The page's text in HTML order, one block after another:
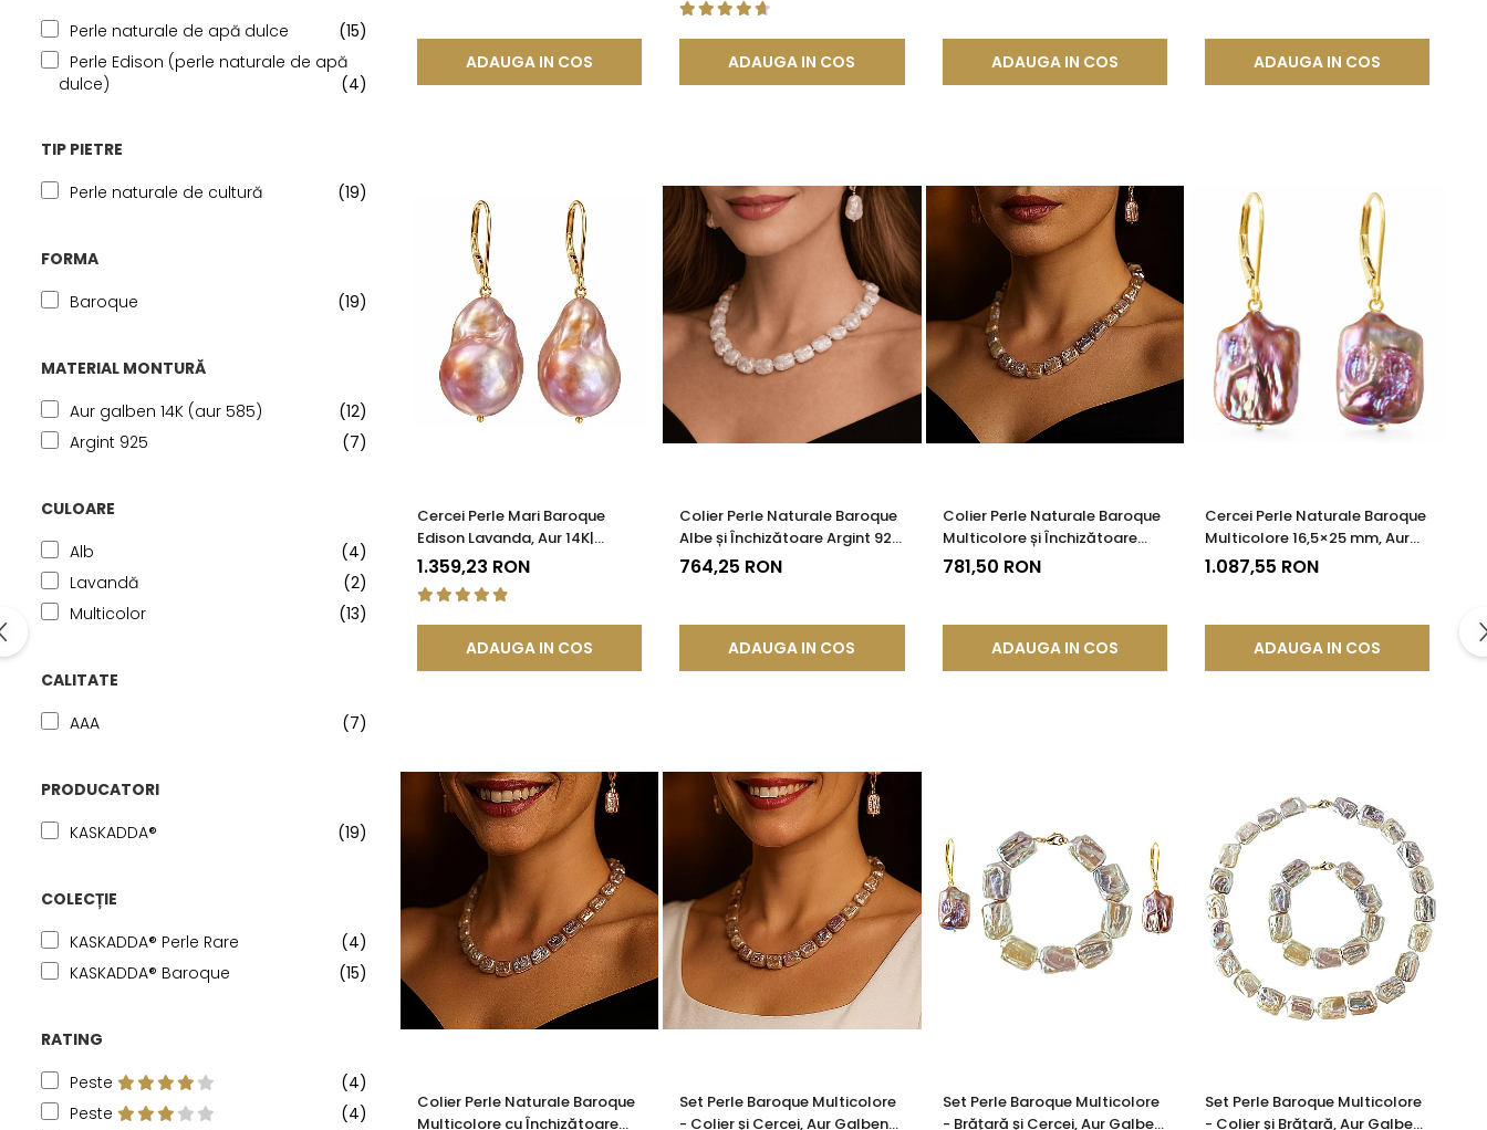
Perle naturale de apă dulce
(15)
Perle Edison (perle naturale de apă
dulce)
(4)
TIP PIETRE
Perle naturale de cultură
(19)
FORMA
Baroque
(19)
MATERIAL MONTURĂ
Aur galben 14K (aur 585)
(12)
Argint 925
(7)
CULOARE
Alb
(4)
Lavandă
(2)
Multicolor
(13)
CALITATE
AAA
(7)
PRODUCATORI
KASKADDA®
(19)
COLECȚIE
KASKADDA® Perle Rare
(4)
KASKADDA® Baroque
(15)
RATING
Peste
(4)
Peste
(4)
ADAUGA IN COS ADAUGA IN COS ADAUGA IN COS ADAUGA IN COS
Cercei Perle Mari Baroque
Edison Lavanda, Aur 14K|
KASKADDA®
1.359,23 RON
ADAUGA IN COS
Colier Perle Naturale Baroque
Albe și Închizătoare Argint 925
| KASKADDA®
764,25 RON
ADAUGA IN COS
Colier Perle Naturale Baroque
Multicolore și Închizătoare
Argint 925 | KASKADDA®
781,50 RON
ADAUGA IN COS
Cercei Perle Naturale Baroque
Multicolore 16,5×25 mm, Aur
14K (aur 585), Tortiță Închisă |
KASKADDA®
1.087,55 RON
ADAUGA IN COS
Colier Perle Naturale Baroque
Multicolore cu Închizătoare
Set Perle Baroque Multicolore
- Colier și Cercei, Aur Galben
Set Perle Baroque Multicolore
- Brățară și Cercei, Aur Galben
Set Perle Baroque Multicolore
- Colier și Brățară, Aur Galben